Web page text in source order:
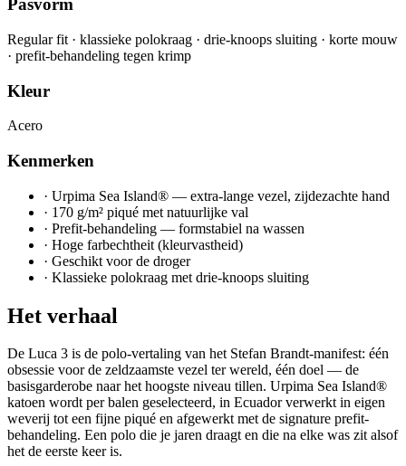
Pasvorm
Regular fit · klassieke polokraag · drie-knoops sluiting · korte mouw
· prefit-behandeling tegen krimp
Kleur
Acero
Kenmerken
· Urpima Sea Island® — extra-lange vezel, zijdezachte hand
· 170 g/m² piqué met natuurlijke val
· Prefit-behandeling — formstabiel na wassen
· Hoge farbechtheit (kleurvastheid)
· Geschikt voor de droger
· Klassieke polokraag met drie-knoops sluiting
Het verhaal
De Luca 3 is de polo-vertaling van het Stefan Brandt-manifest: één
obsessie voor de zeldzaamste vezel ter wereld, één doel — de
basisgarderobe naar het hoogste niveau tillen. Urpima Sea Island®
katoen wordt per balen geselecteerd, in Ecuador verwerkt in eigen
weverij tot een fijne piqué en afgewerkt met de signature prefit-
behandeling. Een polo die je jaren draagt en die na elke was zit alsof
het de eerste keer is.